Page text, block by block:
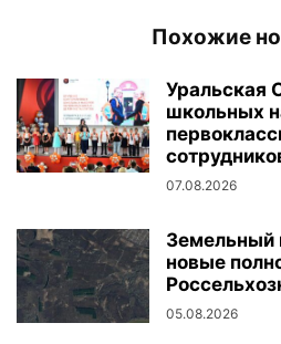
Похожие
Уральская
школьных
07.08.2026
Земельный
новые
05.08.2026